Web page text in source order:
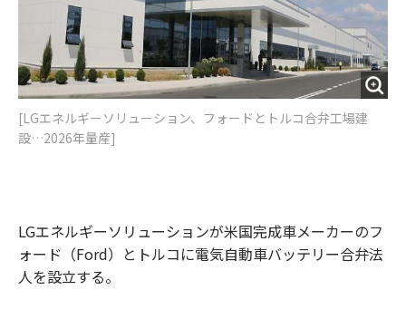
[LGエネルギーソリューション、フォードとトルコ合弁工場建
設…2026年量産]
LGエネルギーソリューションが米国完成車メーカーのフ
ォード（Ford）とトルコに電気自動車バッテリー合弁法
人を設立する。